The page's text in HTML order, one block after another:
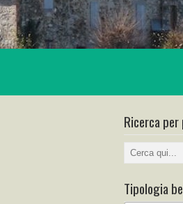
Ricerca per
Tipologia